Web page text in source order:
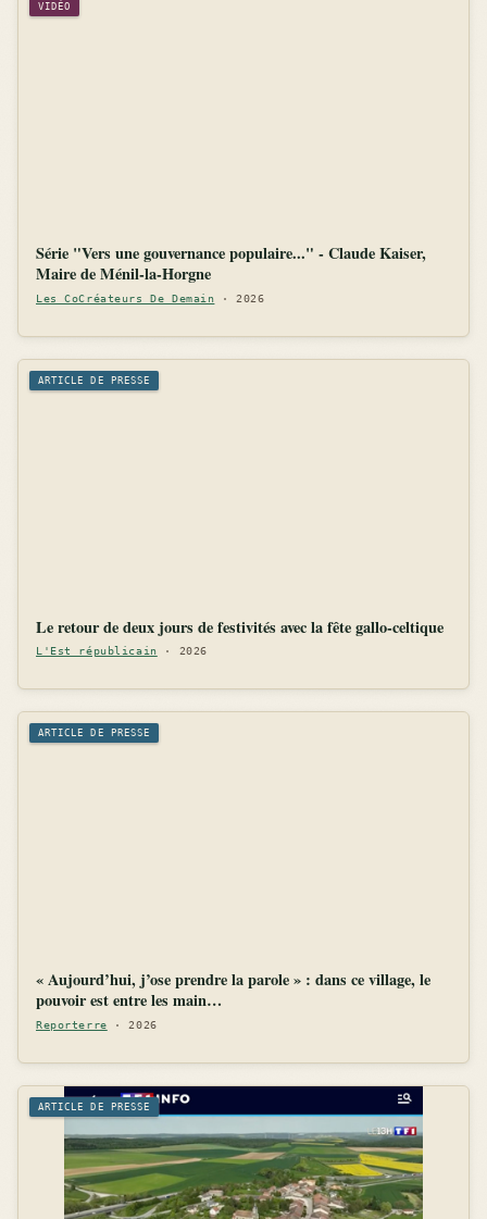
VIDÉO
Série "Vers une gouvernance populaire..." - Claude Kaiser,
Maire de Ménil-la-Horgne
Les CoCréateurs De Demain · 2026
ARTICLE DE PRESSE
Le retour de deux jours de festivités avec la fête gallo-celtique
L'Est républicain · 2026
ARTICLE DE PRESSE
« Aujourd’hui, j’ose prendre la parole » : dans ce village, le
pouvoir est entre les main…
Reporterre · 2026
ARTICLE DE PRESSE